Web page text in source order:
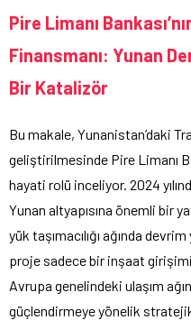
Pire Limanı
Finansmanı: Yunan
Bir Katalizör
Bu makale, Yunanistan’daki
geliştirilmesinde Pire Limanı
hayati rolü inceliyor. 2024
Yunan altyapısına önemli bir
yük taşımacılığı ağında
proje sadece bir inşaat girişimi
Avrupa genelindeki ulaşım
güçlendirmeye yönelik